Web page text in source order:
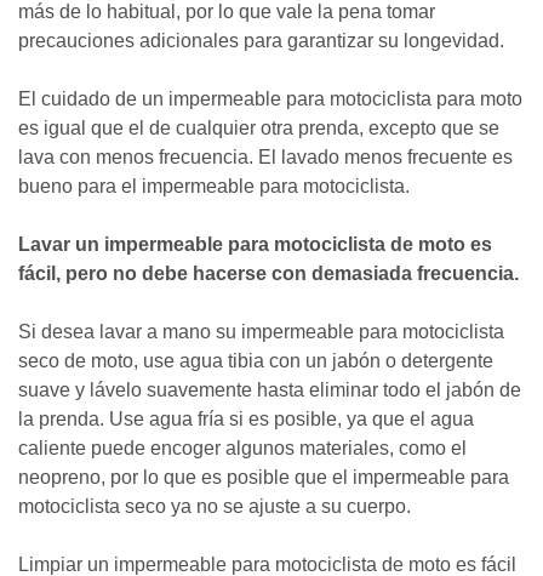
más de lo habitual, por lo que vale la pena tomar
precauciones adicionales para garantizar su longevidad.
El cuidado de un impermeable para motociclista para moto
es igual que el de cualquier otra prenda, excepto que se
lava con menos frecuencia. El lavado menos frecuente es
bueno para el impermeable para motociclista.
Lavar un impermeable para motociclista de moto es
fácil, pero no debe hacerse con demasiada frecuencia.
Si desea lavar a mano su impermeable para motociclista
seco de moto, use agua tibia con un jabón o detergente
suave y lávelo suavemente hasta eliminar todo el jabón de
la prenda. Use agua fría si es posible, ya que el agua
caliente puede encoger algunos materiales, como el
neopreno, por lo que es posible que el impermeable para
motociclista seco ya no se ajuste a su cuerpo.
Limpiar un impermeable para motociclista de moto es fácil